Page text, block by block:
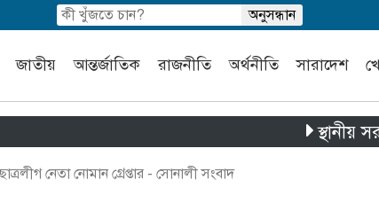
জাতীয় আন্তর্জাতিক রাজনীতি অর্থনীতি সারাদেশ
স্থানীয় সরকার
নেতা নোমান গ্রেপ্তার - সোনালী সংবাদ